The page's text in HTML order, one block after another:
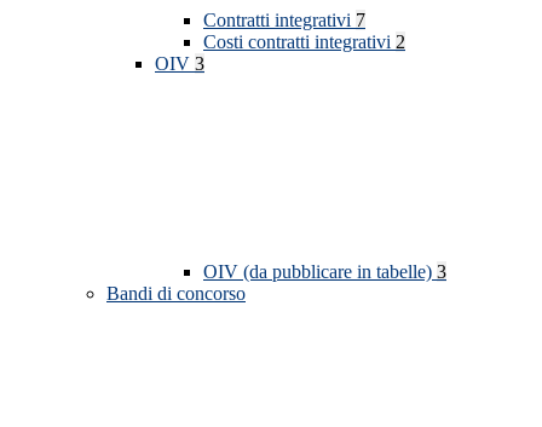
Contratti integrativi 7
Costi contratti integrativi 2
OIV 3
OIV (da pubblicare in tabelle) 3
Bandi di concorso